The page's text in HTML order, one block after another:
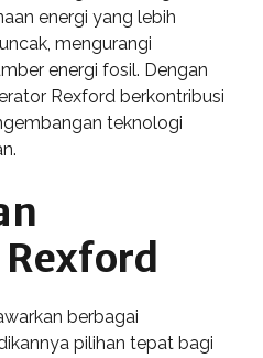
energi yang lebih
mengurangi
energi fosil. Dengan
Rexford berkontribusi
teknologi
berbagai
pilihan tepat bagi